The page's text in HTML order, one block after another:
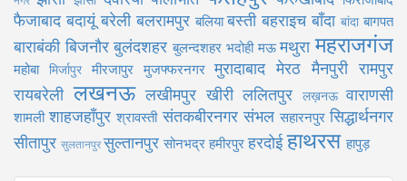
फैजाबाद बदायूं बरेली बलरामपुर बलिया बस्ती बहराइच बाँदा बांदा बागपत
बाराबंकी बिजनौर बुलंदशहर बुलन्दशहर भदोही मऊ मथुरा महराजगंज
महोबा मिर्जापुर मीरजापुर मुजफ्फरनगर मुरादाबाद मेरठ मैनपुरी रामपुर
रायबरेली लखनऊ लखीमपुर खीरी ललितपुर लख़नऊ वाराणसी
शामली शाहजहाँपुर श्रावस्ती संतकबीरनगर संभल सहारनपुर सिद्धार्थनगर
सीतापुर सुलतानपुरसुल्तानपुर सोनभद्र हमीरपुर हरदोई हाथरस हापुड़